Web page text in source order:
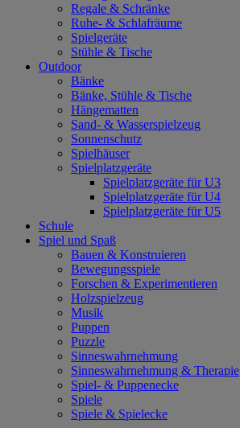
Regale & Schränke
Ruhe- & Schlafräume
Spielgeräte
Stühle & Tische
Outdoor
Bänke
Bänke, Stühle & Tische
Hängematten
Sand- & Wasserspielzeug
Sonnenschutz
Spielhäuser
Spielplatzgeräte
Spielplatzgeräte für U3
Spielplatzgeräte für U4
Spielplatzgeräte für U5
Schule
Spiel und Spaß
Bauen & Konstruieren
Bewegungsspiele
Forschen & Experimentieren
Holzspielzeug
Musik
Puppen
Puzzle
Sinneswahrnehmung
Sinneswahrnehmung & Therapie
Spiel- & Puppenecke
Spiele
Spiele & Spielecke